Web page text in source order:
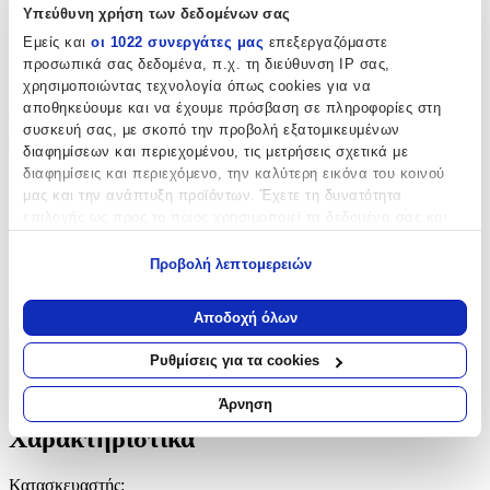
Υπεύθυνη χρήση των δεδομένων σας
Εμείς και οι 1022 συνεργάτες μας επεξεργαζόμαστε
προσωπικά σας δεδομένα, π.χ. τη διεύθυνση IP σας,
χρησιμοποιώντας τεχνολογία όπως cookies για να
αποθηκεύουμε και να έχουμε πρόσβαση σε πληροφορίες στη
συσκευή σας, με σκοπό την προβολή εξατομικευμένων
διαφημίσεων και περιεχομένου, τις μετρήσεις σχετικά με
διαφημίσεις και περιεχόμενο, την καλύτερη εικόνα του κοινού
μας και την ανάπτυξη προϊόντων. Έχετε τη δυνατότητα
Να συλλέξουμε πληροφορίες σχετικά με τη γεωγραφική
σας τοποθεσία, οι οποίες μπορεί να είναι ακριβείς σε
απόσταση μερικών μέτρων
Να αναγνωρίσουμε τη συσκευή σας σαρώνοντας ενεργά
για συγκεκριμένα χαρακτηριστικά (δακτυλικό αποτύπωμα)
Μάθετε περισσότερα σχετικά με τον τρόπο επεξεργασίας των
προσωπικών σας δεδομένων και καθορίστε τις προτιμήσεις σας
Προβολή λεπτομερειών
Αποδοχή όλων
Ρυθμίσεις για τα cookies
Άρνηση
Χρώμα Υλικού
Κίτρινο
Λεπτομέρειες
Τύπος:
Λαιμού
cm
Χαρακτηριστικά
+
Χαρακτηριστικά
Κατασκευαστής: